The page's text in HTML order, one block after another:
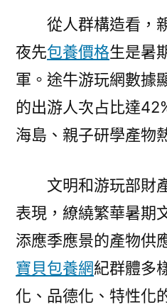
從人群構造看，
夜先包養價格生是暑
軍。途牛游玩網數據
的出游人次占比達
海島、親子研學產物
文明和游玩部財
表現，繚繞繁華暑期
添應季應景的產物供
寶貝包養網紀群體多
化、品德化、特性化